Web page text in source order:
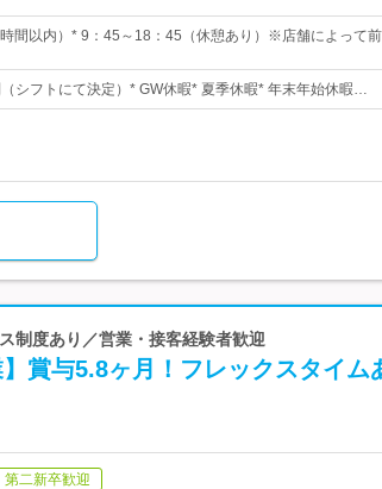
間以内）* 9：45～18：45（休憩あり）※店舗によって前
シフトにて決定）* GW休暇* 夏季休暇* 年末年始休暇…
制度あり／営業・接客経験者歓迎
賞与5.8ヶ月！フレックスタイム
第二新卒歓迎